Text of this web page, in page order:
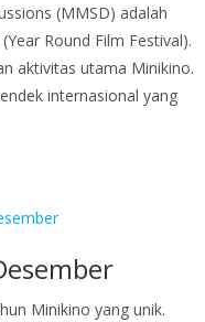
(MMSD) adalah
Round Film Festival).
aktivitas utama Minikino.
internasional yang
Minikino yang unik.